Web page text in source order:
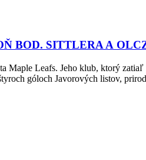
BOD. SITTLERA A
Maple Leafs. Jeho klub, ktorý
góloch Javorových listov,